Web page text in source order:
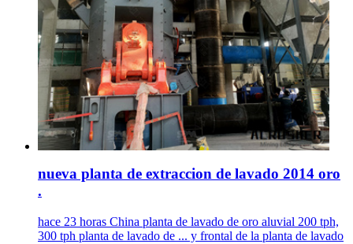
nueva planta de extraccion de lavado 2014 oro
.
hace 23 horas China planta de lavado de oro aluvial 200 tph,
300 tph planta de lavado de ... y frontal de la planta de lavado